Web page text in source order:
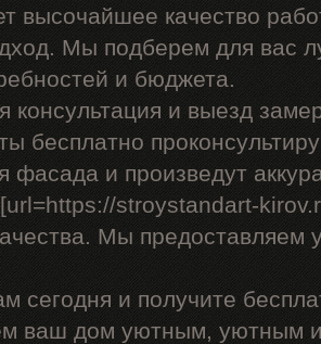
высочайшее качество
Мы подберем для вас
и бюджета.
консультация и выезд
бесплатно
фасада и произведут
stroystandart-
Мы предоставляем
сегодня и получите
ваш дом уютным, уютным